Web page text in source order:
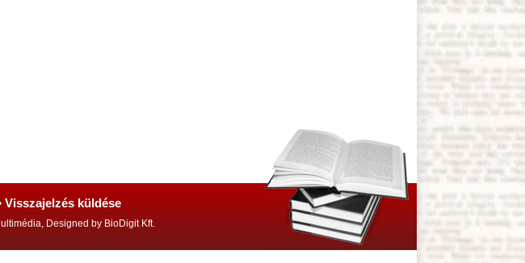
Visszajelzés küldése
Designed by BioDigit Kft.